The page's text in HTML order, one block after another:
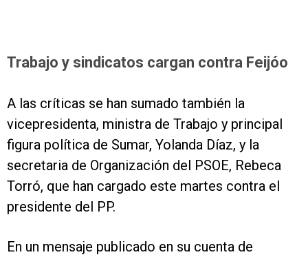
Trabajo y sindicatos cargan contra Feijóo
A las críticas se han sumado también la
vicepresidenta, ministra de Trabajo y principal
figura política de Sumar, Yolanda Díaz, y la
secretaria de Organización del PSOE, Rebeca
Torró, que han cargado este martes contra el
presidente del PP.
En un mensaje publicado en su cuenta de